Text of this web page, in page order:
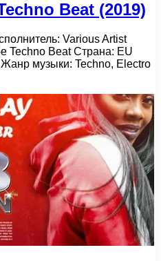
Beat (2019)
Various Artist
Techno Beat Страна: EU
музыки: Techno, Electro